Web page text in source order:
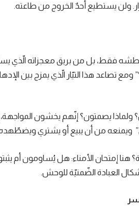
ولن يستطيع أحدٌ الخروج من طاعته.
فقط، بل من بريق معجزاته الّذي
تصاعد هذا التيّار الّذي يمزج بين
يصمتون؟ إنّهم يخشون المواجهة،
ويمنعه من أن يبيع أو يشتري
هنا إمتحان الأمناء: هل يُساومون أم
العبادة الضّمنيّة للوحش.